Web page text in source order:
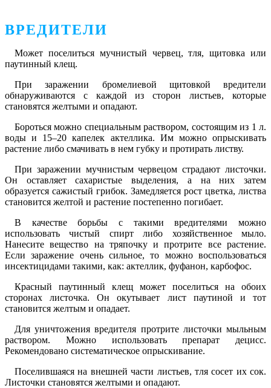
ВРЕДИТЕЛИ
Может поселиться мучнистый червец, тля, щитовка или
паутинный клещ.
При заражении бромелиевой щитовкой вредители
обнаруживаются с каждой из сторон листьев, которые
становятся желтыми и опадают.
Бороться можно специальным раствором, состоящим из 1 л.
воды и 15–20 капелек актеллика. Им можно опрыскивать
растение либо смачивать в нем губку и протирать листву.
При заражении мучнистым червецом страдают листочки.
Он оставляет сахаристые выделения, а на них затем
образуется сажистый грибок. Замедляется рост цветка, листва
становится желтой и растение постепенно погибает.
В качестве борьбы с такими вредителями можно
использовать чистый спирт либо хозяйственное мыло.
Нанесите вещество на тряпочку и протрите все растение.
Если заражение очень сильное, то можно воспользоваться
инсектицидами такими, как: актеллик, фуфанон, карбофос.
Красный паутинный клещ может поселиться на обоих
сторонах листочка. Он окутывает лист паутиной и тот
становится желтым и опадает.
Для уничтожения вредителя протрите листочки мыльным
раствором. Можно использовать препарат децисс.
Рекомендовано систематическое опрыскивание.
Поселившаяся на внешней части листьев, тля сосет их сок.
Листочки становятся желтыми и опадают.